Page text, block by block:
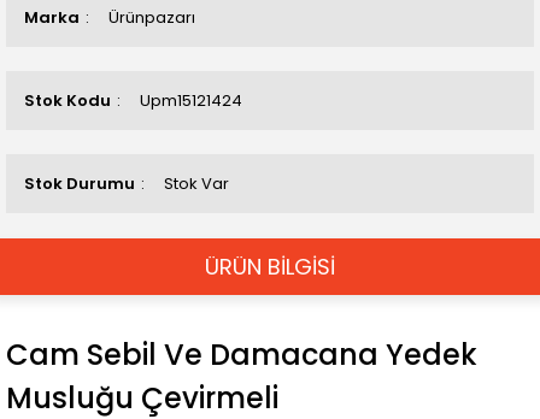
Marka Ürünpazarı
Stok Kodu Upm15121424
Stok Durumu Stok Var
ÜRÜN BİLGİSİ
Cam Sebil Ve Damacana Yedek
Musluğu Çevirmeli